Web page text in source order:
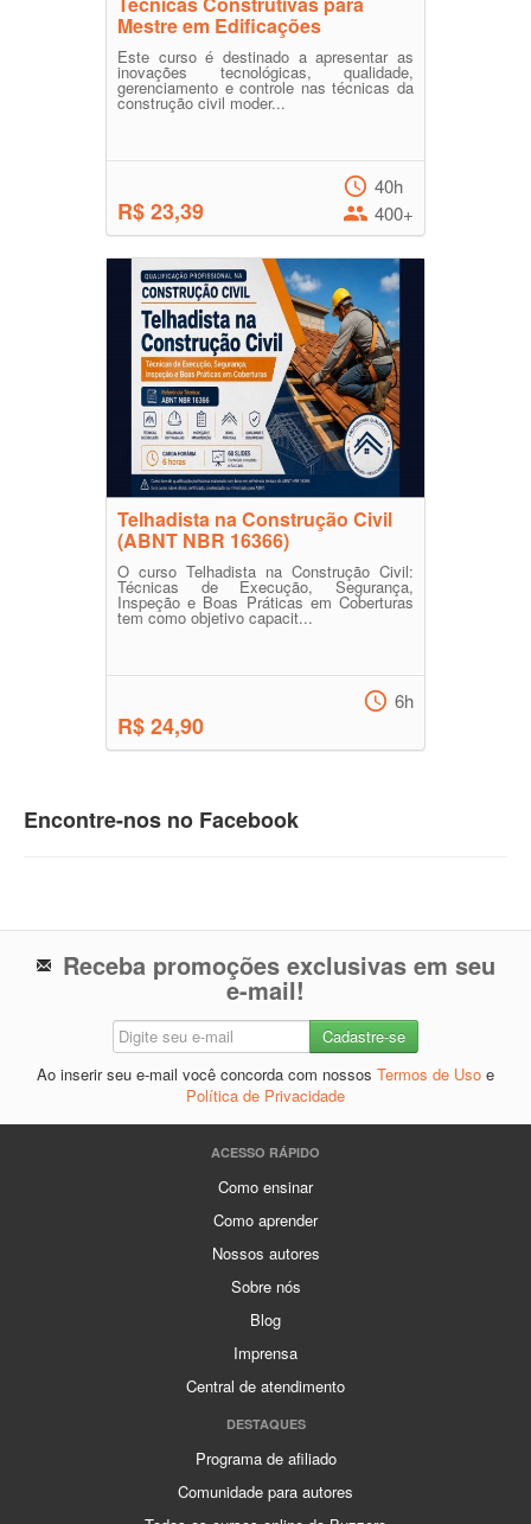
Mestre em Edificações
Este curso é destinado a apresentar as
inovações tecnológicas, qualidade,
gerenciamento e controle nas técnicas da
construção civil moder...
R$ 23,39
40h
400+
Telhadista na Construção Civil
(ABNT NBR 16366)
O curso Telhadista na Construção Civil:
Técnicas de Execução, Segurança,
Inspeção e Boas Práticas em Coberturas
tem como objetivo capacit...
R$ 24,90
6h
Encontre-nos no Facebook
Receba promoções exclusivas em seu
e-mail!
Ao inserir seu e-mail você concorda com nossos Termos de Uso e
Política de Privacidade
ACESSO RÁPIDO
Como ensinar
Como aprender
Nossos autores
Sobre nós
Blog
Imprensa
Central de atendimento
DESTAQUES
Programa de afiliado
Comunidade para autores